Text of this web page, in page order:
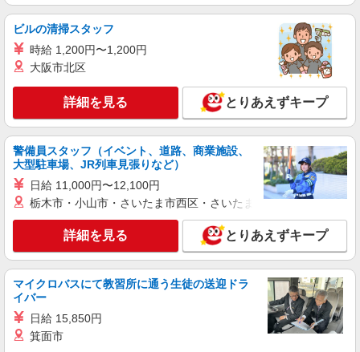
時給1,200円
キープ 詳細を見る
パート
生活協同組合コープ自然派兵庫
清掃・軽作業スタッフ
時給1,120円
兵庫県西宮市山口町上山口3-2-7
キープ 詳細を見る
アルバイト パート
株式会社ヒメプラ 阪神ブランチ
倉庫内作業・店舗作業
店舗作業 ： 時給1,450円（試用期間3ヵ月
1,430円） 倉庫作業 ： 時給1,240円（試用期間
ビルの清掃スタッフ
時給 1,200円〜1,200円
大阪市北区
詳細を見る とりあえずキープ
警備員スタッフ（イベント、道路、商業施設、
大型駐車場、JR列車見張りなど）
日給 11,000円〜12,100円
栃木市・小山市・さいたま市西区・さいたま市岩槻区・久喜市・
詳細を見る とりあえずキープ
マイクロバスにて教習所に通う生徒の送迎ドラ
イバー
日給 15,850円
箕面市